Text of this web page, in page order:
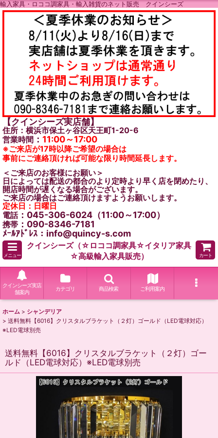
輸入家具・ロココ調家具・輸入雑貨のネット販売 クインシーズ
【クインシーズ実店舗】
住所：横浜市保土ヶ谷区天王町1-20-6
営業時間 ： 11:00～17:00
※ご来店が17時以降ご希望の場合は
事前にご連絡頂ければ可能な限り時間延長します。
＜ご来店のお客様にお願い＞
日によっては配送の都合のより定時より早く店を閉めたり、
開店時間が遅くなる場合がございます。
ご来店の場合はご連絡頂けますようお願いします。
定休日：日曜日
電話：045-306-6024（11:00～17:00）
携帯 ：090-8346-7181
ﾒｰﾙｱﾄﾞﾚｽ：info@quincy-s.com
メニュー
クインシーズ（☆ロココ調家具☆イタリア家具
☆高級輸入家具販売）
カート
クインシーズ実店
舗案内
カテゴリ 商品検索 ご利用案内
ホーム > シャンデリア
> 送料無料【6016】クリスタルブラケット（２灯）ゴールド（LED電球対応）
※LED電球別売
送料無料【6016】クリスタルブラケット（２灯）ゴー
ルド（LED電球対応）※LED電球別売